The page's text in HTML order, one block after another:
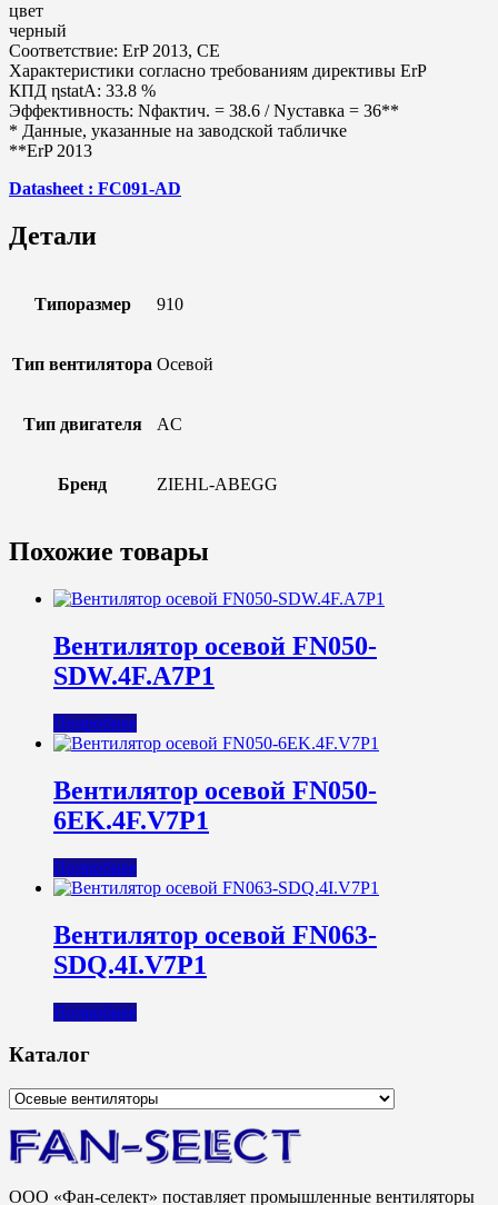
цвет
черный
Соответствие: ErP 2013, CE
Характеристики согласно требованиям директивы ErP
КПД ηstatA: 33.8 %
Эффективность: Nфактич. = 38.6 / Nуставка = 36**
* Данные, указанные на заводской табличке
**ErP 2013
Datasheet : FC091-AD
Детали
Типоразмер 910
Тип вентилятора Осевой
Тип двигателя AC
Бренд ZIEHL-ABEGG
Похожие товары
Вентилятор осевой FN050-
SDW.4F.A7P1
Подробнее
Вентилятор осевой FN050-
6EK.4F.V7P1
Подробнее
Вентилятор осевой FN063-
SDQ.4I.V7P1
Подробнее
Каталог
ООО «Фан-селект» поставляет промышленные вентиляторы